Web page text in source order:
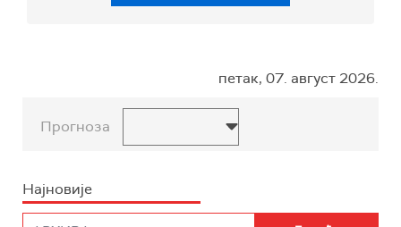
петак, 07. август 2026.
Прогноза
Најновије